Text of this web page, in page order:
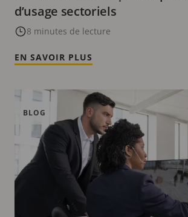
d’usage sectoriels
8 minutes de lecture
EN SAVOIR PLUS
BLOG